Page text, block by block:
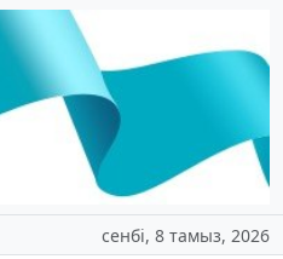
сенбі, 8 тамыз, 2026